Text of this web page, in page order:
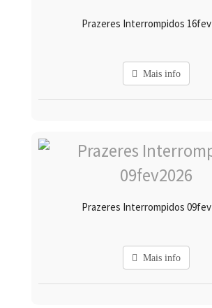
Prazeres Interrompidos
Mais info
Prazeres Interrompidos
Mais info